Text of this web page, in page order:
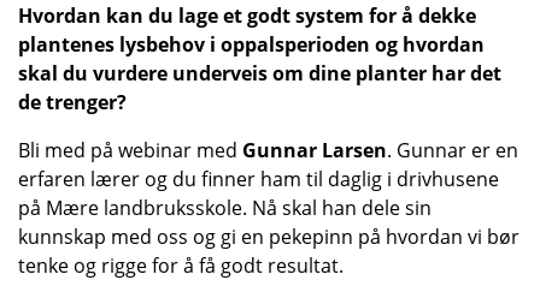
Hvordan kan du lage et godt system for å dekke
plantenes lysbehov i oppalsperioden og hvordan
skal du vurdere underveis om dine planter har det
de trenger?
Bli med på webinar med Gunnar Larsen. Gunnar er en
erfaren lærer og du finner ham til daglig i drivhusene
på Mære landbruksskole. Nå skal han dele sin
kunnskap med oss og gi en pekepinn på hvordan vi bør
tenke og rigge for å få godt resultat.